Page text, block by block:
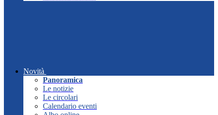
Novità
Panoramica
Le notizie
Le circolari
Calendario eventi